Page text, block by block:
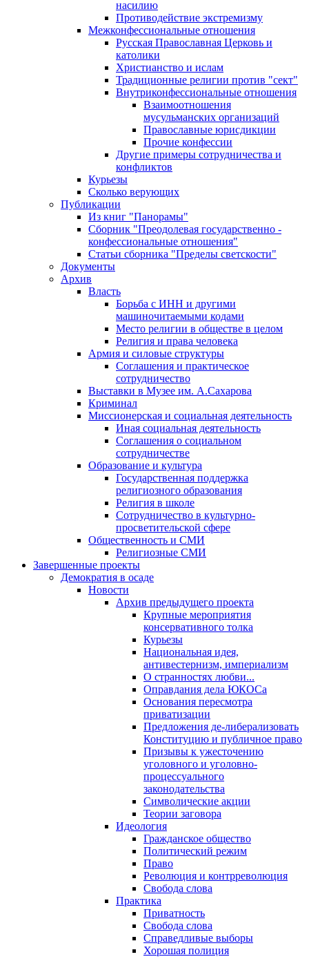
насилию
Противодействие экстремизму
Межконфессиональные отношения
Русская Православная Церковь и
католики
Христианство и ислам
Традиционные религии против "сект"
Внутриконфессиональные отношения
Взаимоотношения
мусульманских организаций
Православные юрисдикции
Прочие конфессии
Другие примеры сотрудничества и
конфликтов
Курьезы
Сколько верующих
Публикации
Из книг "Панорамы"
Сборник "Преодолевая государственно -
конфессиональные отношения"
Статьи сборника "Пределы светскости"
Документы
Архив
Власть
Борьба с ИНН и другими
машиночитаемыми кодами
Место религии в обществе в целом
Религия и права человека
Армия и силовые структуры
Соглашения и практическое
сотрудничество
Выставки в Музее им. А.Сахарова
Криминал
Миссионерская и социальная деятельность
Иная социальная деятельность
Соглашения о социальном
сотрудничестве
Образование и культура
Государственная поддержка
религиозного образования
Религия в школе
Сотрудничество в культурно-
просветительской сфере
Общественность и СМИ
Религиозные СМИ
Завершенные проекты
Демократия в осаде
Новости
Архив предыдущего проекта
Крупные мероприятия
консервативного толка
Курьезы
Национальная идея,
антивестернизм, империализм
О странностях любви...
Оправдания дела ЮКОСа
Основания пересмотра
приватизации
Предложения де-либерализовать
Конституцию и публичное право
Призывы к ужесточению
уголовного и уголовно-
процессуального
законодательства
Символические акции
Теории заговора
Идеология
Гражданское общество
Политический режим
Право
Революция и контрреволюция
Свобода слова
Практика
Приватность
Свобода слова
Справедливые выборы
Хорошая полиция